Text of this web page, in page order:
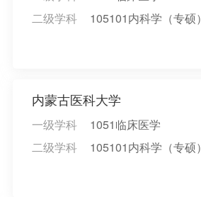
二级学科
105101内科学（专硕）
内蒙古医科大学
一级学科
1051临床医学
二级学科
105101内科学（专硕）